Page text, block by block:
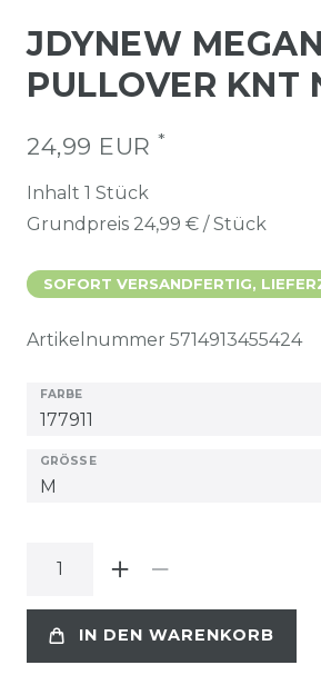
JDYNEW
PULLOVER KNT
24,99 EUR *
Inhalt 1 Stück
Grundpreis 24,99 € / Stück
SOFORT VERSANDFERTIG,
Artikelnummer 5714913455424
FARBE
GRÖSSE
IN DEN WARENKORB